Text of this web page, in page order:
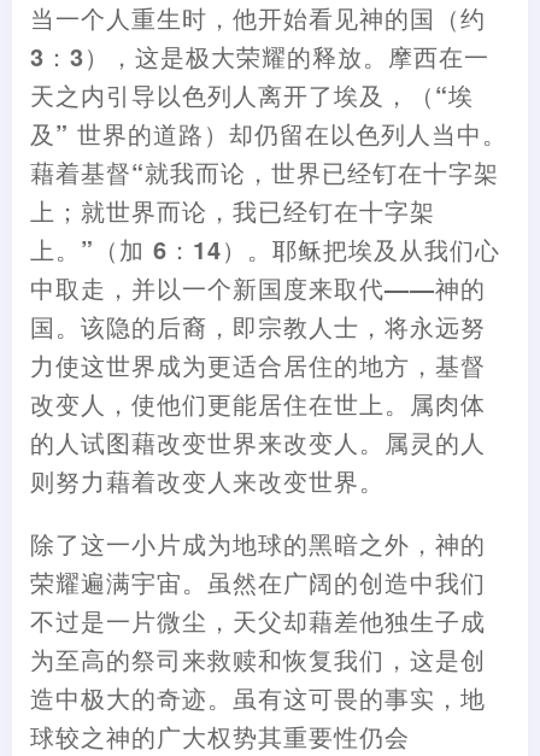
当一个人重生时 ， 他开始看见神的国 （约
3 ： 3）， 这是极大荣耀的释放。摩西在一
天之内引导以色列人离开了埃及 ，（“埃
及” 世界的道路） 却仍留在以色列人当中。
藉着基督“就我而论 ， 世界已经钉在十字架
上 ； 就世界而论 ， 我已经钉在十字架
上。” （加 6 ： 14） 。耶稣把埃及从我们心
中取走 ， 并以一个新国度来取代——神的
国。 该隐的后裔 ， 即宗教人士 ， 将永远努
力使这世界成为更适合居住的地方 ， 基督
改变人 ， 使他们更能居住在世上。属肉体
的人试图藉改变世界来改变人。属灵的人
则努力藉着改变人来改变世界。
除了这一小片成为地球的黑暗之外 ， 神的
荣耀遍满宇宙。虽然在广阔的创造中我们
不过是一片微尘 ， 天父却藉差他独生子成
为至高的祭司来救赎和恢复我们 ， 这是创
造中极大的奇迹。虽有这可畏的事实 ， 地
球较之神的广大权势其重要性仍会